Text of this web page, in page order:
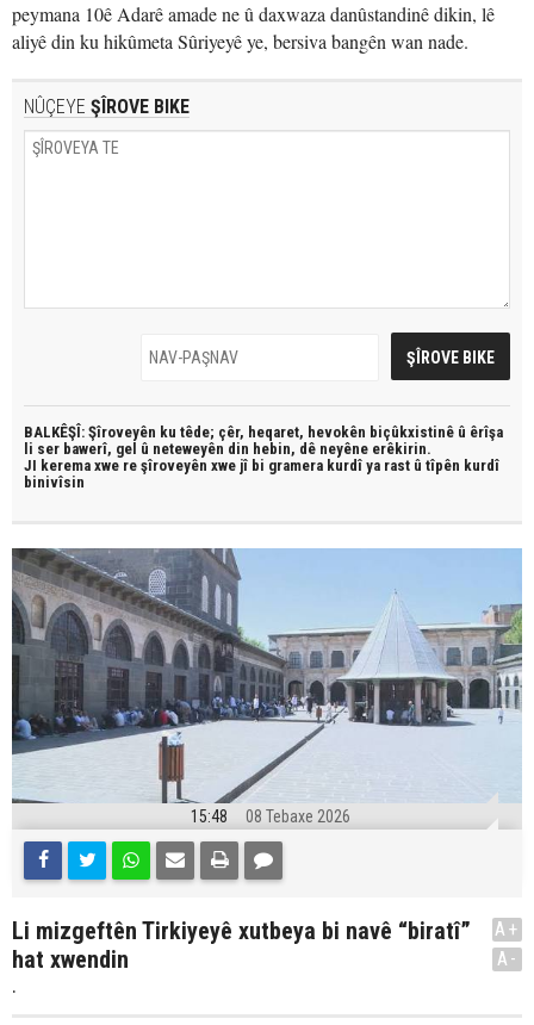
peymana 10ê Adarê amade ne û daxwaza danûstandinê dikin, lê
aliyê din ku hikûmeta Sûriyeyê ye, bersiva bangên wan nade.
NÛÇEYE ŞÎROVE BIKE
BALKÊŞÎ: Şîroveyên ku têde; çêr, heqaret, hevokên biçûkxistinê û êrîşa
li ser bawerî, gel û neteweyên din hebin, dê neyêne erêkirin.
JI kerema xwe re şîroveyên xwe jî bi gramera kurdî ya rast û tîpên kurdî
binivîsin
15:48 08 Tebaxe 2026
Li mizgeftên Tirkiyeyê xutbeya bi navê “biratî”
hat xwendin
.
A+
A-